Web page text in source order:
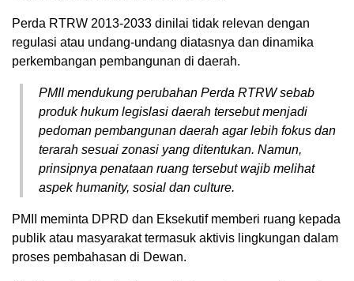
Perda RTRW 2013-2033 dinilai tidak relevan dengan
regulasi atau undang-undang diatasnya dan dinamika
perkembangan pembangunan di daerah.
PMII mendukung perubahan Perda RTRW sebab
produk hukum legislasi daerah tersebut menjadi
pedoman pembangunan daerah agar lebih fokus dan
terarah sesuai zonasi yang ditentukan. Namun,
prinsipnya penataan ruang tersebut wajib melihat
aspek humanity, sosial dan culture.
PMII meminta DPRD dan Eksekutif memberi ruang kepada
publik atau masyarakat termasuk aktivis lingkungan dalam
proses pembahasan di Dewan.